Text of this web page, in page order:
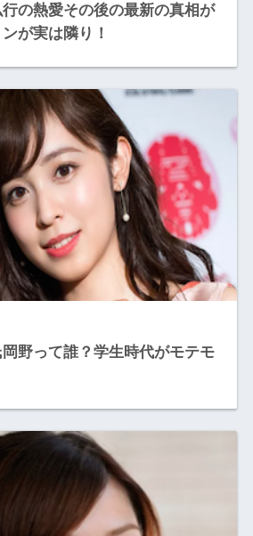
の熱愛その後の最新の真相が
が実は隣り！
野って誰？学生時代がモテモ